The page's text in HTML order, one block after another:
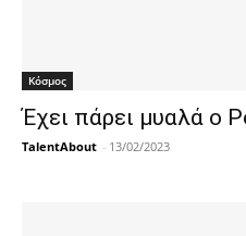
Κόσμος
Έχει πάρει μυαλά ο
TalentAbout - 13/02/2023